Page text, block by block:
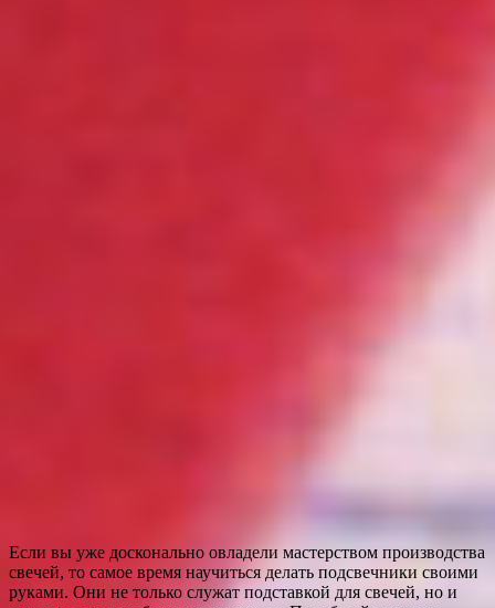
Если вы уже досконально овладели мастерством производства
свечей, то самое время научиться делать подсвечники своими
руками. Они не только служат подставкой для свечей, но и